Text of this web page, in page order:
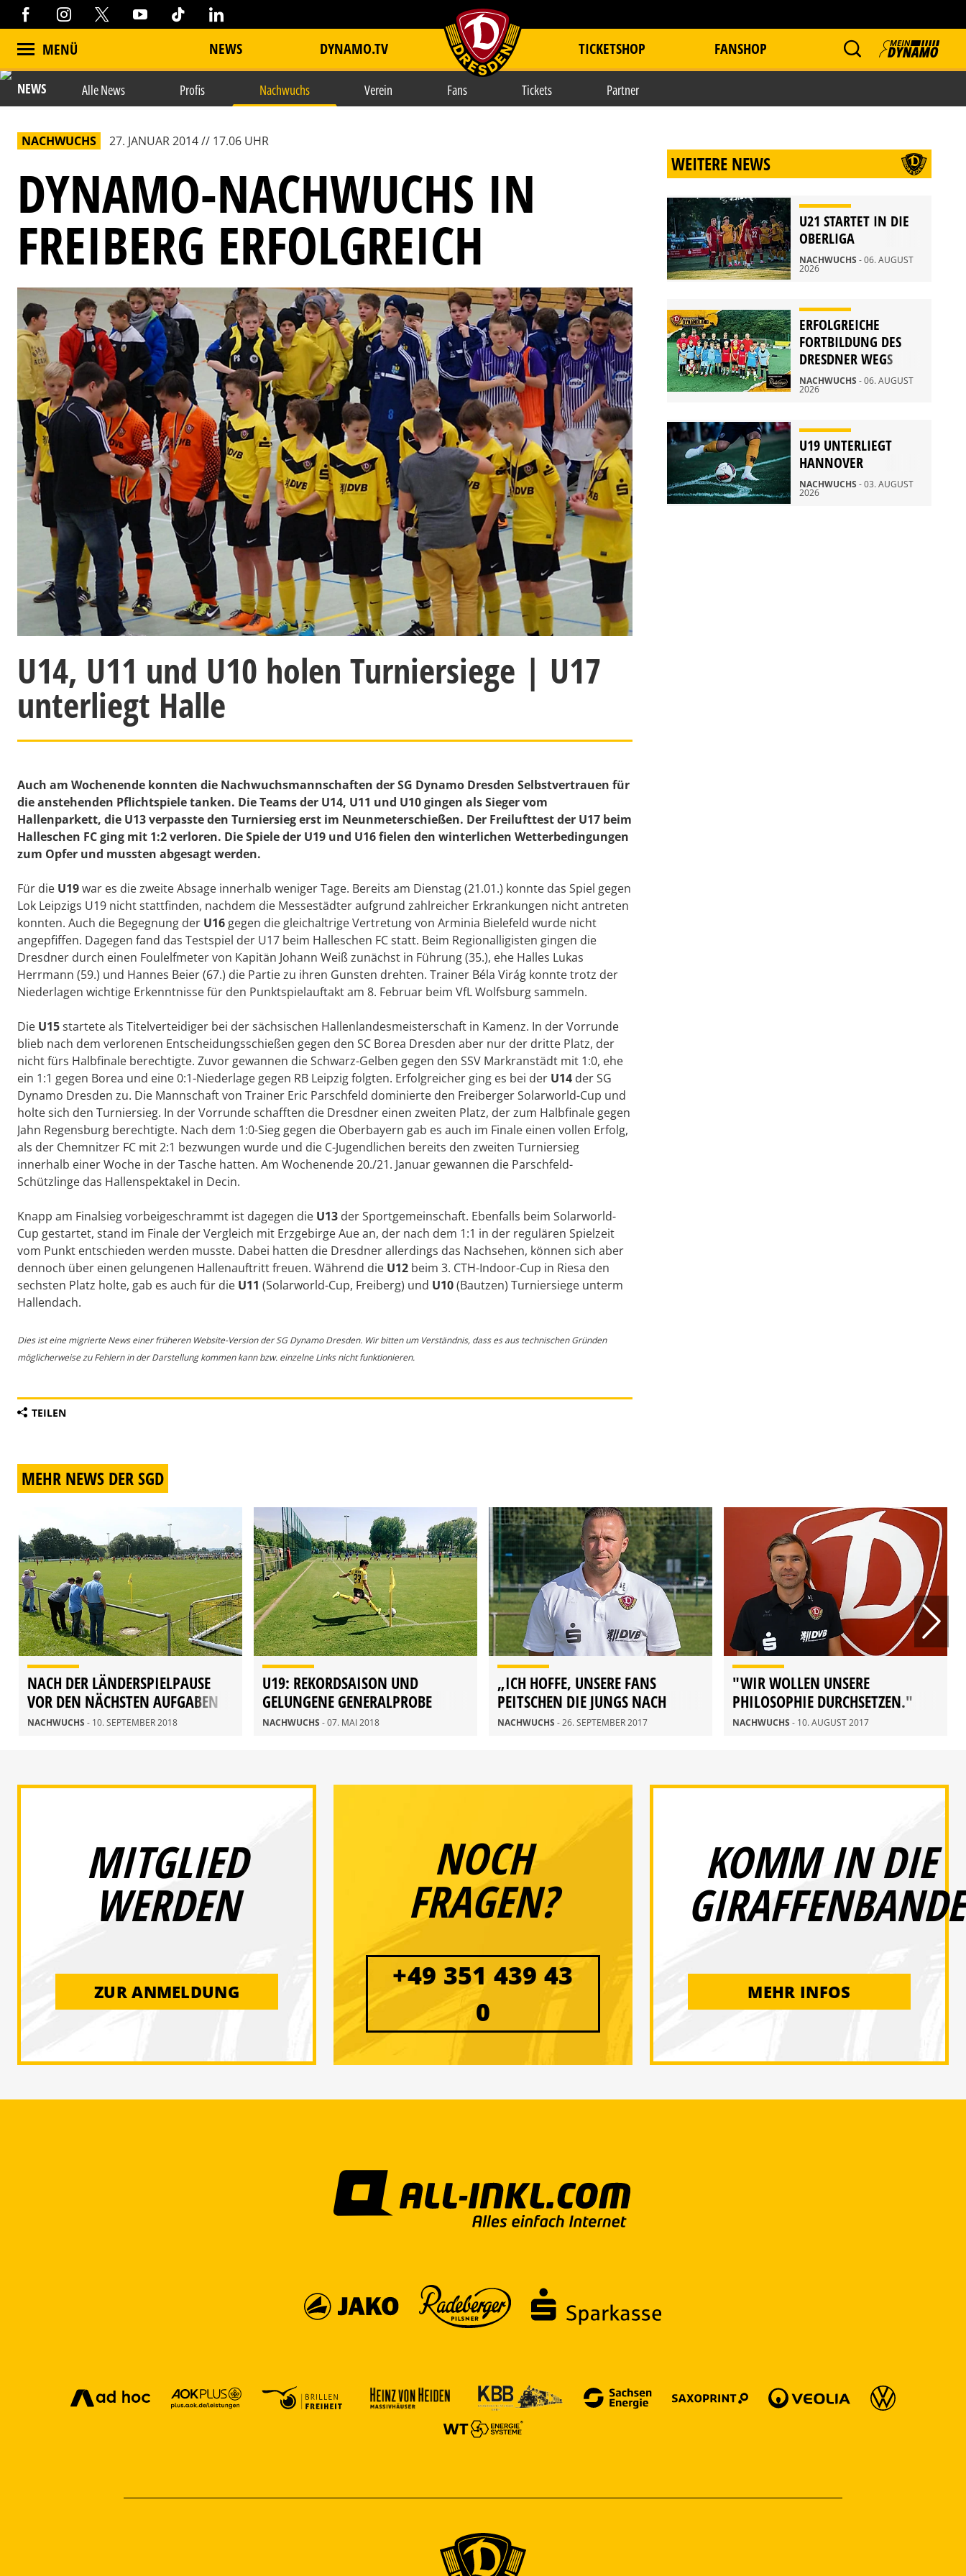
MENÜ NEWS DYNAMO.TV item.title TICKETSHOP FANSHOP
NEWS Alle News Profis Nachwuchs Verein Fans Tickets Partner
NACHWUCHS 27. JANUAR 2014 // 17.06 UHR
DYNAMO-NACHWUCHS IN
FREIBERG ERFOLGREICH
U14, U11 und U10 holen Turniersiege | U17
unterliegt Halle
Auch am Wochenende konnten die Nachwuchsmannschaften der SG Dynamo Dresden Selbstvertrauen für
die anstehenden Pflichtspiele tanken. Die Teams der U14, U11 und U10 gingen als Sieger vom
Hallenparkett, die U13 verpasste den Turniersieg erst im Neunmeterschießen. Der Freilufttest der U17 beim
Halleschen FC ging mit 1:2 verloren. Die Spiele der U19 und U16 fielen den winterlichen Wetterbedingungen
zum Opfer und mussten abgesagt werden.
Für die U19war es die zweite Absage innerhalb weniger Tage. Bereits am Dienstag (21.01.) konnte das Spiel gegen
Lok Leipzigs U19 nicht stattfinden, nachdem die Messestädter aufgrund zahlreicher Erkrankungen nicht antreten
konnten. Auch die Begegnung der U16 gegen die gleichaltrige Vertretung von Arminia Bielefeld wurde nicht
angepfiffen. Dagegen fand das Testspiel der U17 beim Halleschen FC statt. Beim Regionalligisten gingen die
Dresdner durch einen Foulelfmeter von Kapitän Johann Weiß zunächst in Führung (35.), ehe Halles Lukas
Herrmann (59.) und Hannes Beier (67.) die Partie zu ihren Gunsten drehten. Trainer Béla Virág konnte trotz der
Niederlagen wichtige Erkenntnisse für den Punktspielauftakt am 8. Februar beim VfL Wolfsburg sammeln.
Die U15startete als Titelverteidiger bei der sächsischen Hallenlandesmeisterschaft in Kamenz. In der Vorrunde
blieb nach dem verlorenen Entscheidungsschießen gegen den SC Borea Dresden aber nur der dritte Platz, der
nicht fürs Halbfinale berechtigte. Zuvor gewannen die Schwarz-Gelben gegen den SSV Markranstädt mit 1:0, ehe
ein 1:1 gegen Borea und eine 0:1-Niederlage gegen RB Leipzig folgten. Erfolgreicher ging es bei der U14 der SG
Dynamo Dresden zu. Die Mannschaft von Trainer Eric Parschfeld dominierte den Freiberger Solarworld-Cup und
holte sich den Turniersieg. In der Vorrunde schafften die Dresdner einen zweiten Platz, der zum Halbfinale gegen
Jahn Regensburg berechtigte. Nach dem 1:0-Sieg gegen die Oberbayern gab es auch im Finale einen vollen Erfolg,
als der Chemnitzer FC mit 2:1 bezwungen wurde und die C-Jugendlichen bereits den zweiten Turniersieg
innerhalb einer Woche in der Tasche hatten. Am Wochenende 20./21. Januar gewannen die Parschfeld-
Schützlinge das Hallenspektakel in Decin.
Knapp am Finalsieg vorbeigeschrammt ist dagegen die U13 der Sportgemeinschaft. Ebenfalls beim Solarworld-
Cup gestartet, stand im Finale der Vergleich mit Erzgebirge Aue an, der nach dem 1:1 in der regulären Spielzeit
vom Punkt entschieden werden musste. Dabei hatten die Dresdner allerdings das Nachsehen, können sich aber
dennoch über einen gelungenen Hallenauftritt freuen. Während die U12 beim 3. CTH-Indoor-Cup in Riesa den
sechsten Platz holte, gab es auch für die U11 (Solarworld-Cup, Freiberg) und U10(Bautzen) Turniersiege unterm
Hallendach.
Dies ist eine migrierte News einer früheren Website-Version der SG Dynamo Dresden. Wir bitten um Verständnis, dass es aus technischen Gründen
möglicherweise zu Fehlern in der Darstellung kommen kann bzw. einzelne Links nicht funktionieren.
TEILEN
WEITERE NEWS
U21 STARTET IN DIE
OBERLIGA
NACHWUCHS - 06. AUGUST
2026
ERFOLGREICHE
FORTBILDUNG DES
DRESDNER WEGS
NACHWUCHS - 06. AUGUST
2026
U19 UNTERLIEGT
HANNOVER
NACHWUCHS - 03. AUGUST
2026
MEHR NEWS DER SGD
NACH DER LÄNDERSPIELPAUSE
VOR DEN NÄCHSTEN AUFGABEN
NACHWUCHS - 10. SEPTEMBER 2018
U19: REKORDSAISON UND
GELUNGENE GENERALPROBE
NACHWUCHS - 07. MAI 2018
„ICH HOFFE, UNSERE FANS
PEITSCHEN DIE JUNGS NACH
VORNE.“
NACHWUCHS - 26. SEPTEMBER 2017
"WIR WOLLEN UNSERE
PHILOSOPHIE DURCHSETZEN."
NACHWUCHS - 10. AUGUST 2017
MITGLIED
WERDEN
ZUR ANMELDUNG
NOCH
FRAGEN?
+49 351 439 43
0
KOMM IN DIE
GIRAFFENBANDE
MEHR INFOS